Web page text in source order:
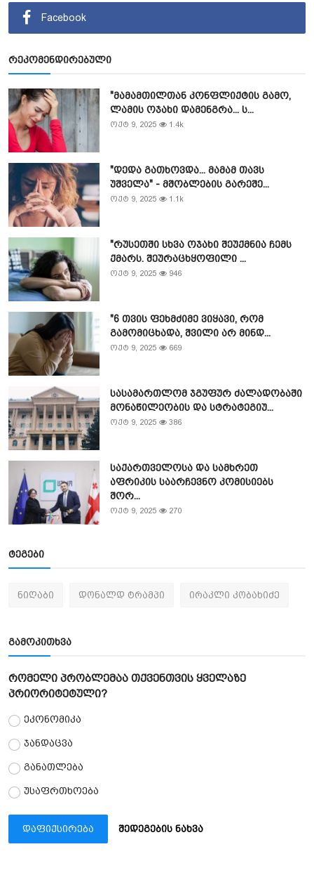
Facebook
რეკომენდირებული
"მამამთილთან კონფლიქტის გამო,
ლამის ოჯახი დამენგრა... ს...
ოქტ 9, 2025 1.4k
"დედა გათხოვდა... მამამ თავს
უშველა" - მშობლების გარეშე...
ოქტ 9, 2025 1.1k
"რუსეთში სხვა ოჯახი შეუქმნია ჩემს
ქმარს. შეურაცხყოფილი ...
ოქტ 9, 2025 946
"6 თვის ფეხმძიმე ვიყავი, რომ
გამომიცხადა, შვილი არ მინდ...
ოქტ 9, 2025 669
სასამართლომ ჯგუფურ ძალადობაში
მონაწილეობის და სტრატეგიუ...
ოქტ 9, 2025 386
საქართველოსა და სამხრეთ
აფრიკის საარჩევნო კომისიებს
შორ...
ოქტ 9, 2025 270
ტეგები
ნიღაბი დონალდ ტრამპი ირაკლი კობახიძე
გამოკითხვა
რომელი პრობლემაა თქვენთვის ყველაზე
პრიორიტეტული?
ეკონომიკა
ჯანდაცვა
განათლება
უსაფრთხოება
დაფიქსირება შედეგების ნახვა